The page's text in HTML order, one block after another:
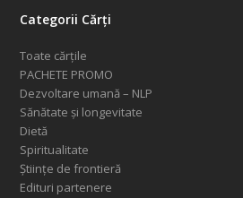
Categorii Cărți
Toate cărțile
PACHETE PROMO
Dezvoltare umană – NLP
Sănătate și longevitate
Dietă
Spiritualitate
Științe de frontieră
Edituri partenere